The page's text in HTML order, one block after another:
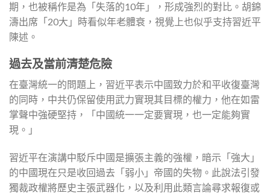
期，也被稱作是為「失落的10年」，形成強烈的對比。胡錦
濤出席「20大」時看似年老體衰，視覺上也似乎支持習近平
陳述。
過去及當前清楚危險
在臺灣統一的問題上，習近平表示中國致力於和平收復臺灣
的同時，中共仍保留使用武力實現其目標的權力，他在如雷
掌聲中強硬堅持，「中國統一一定要實現，也一定能夠實
現。」
習近平在演講中駁斥中國是擴張主義的強權，暗示「強大」
的中國現在只是收回過去「弱小」帝國的失物。此說法引發
獨裁政權將歷史主張武器化，以及利用此類言論尋求報復或